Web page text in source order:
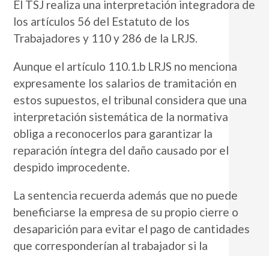
El TSJ realiza una interpretación integradora de
los artículos 56 del Estatuto de los
Trabajadores y 110 y 286 de la LRJS.
Aunque el artículo 110.1.b LRJS no menciona
expresamente los salarios de tramitación en
estos supuestos, el tribunal considera que una
interpretación sistemática de la normativa
obliga a reconocerlos para garantizar la
reparación íntegra del daño causado por el
despido improcedente.
La sentencia recuerda además que no puede
beneficiarse la empresa de su propio cierre o
desaparición para evitar el pago de cantidades
que corresponderían al trabajador si la